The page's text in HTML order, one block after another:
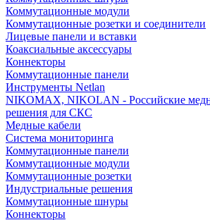
Коммутационные модули
Коммутационные розетки и соединители
Лицевые панели и вставки
Коаксиальные аксессуары
Коннекторы
Коммутационные панели
Инструменты Netlan
NIKOMAX, NIKOLAN - Российские
решения для СКС
Медные кабели
Система мониторинга
Коммутационные панели
Коммутационные модули
Коммутационные розетки
Индустриальные решения
Коммутационные шнуры
Коннекторы